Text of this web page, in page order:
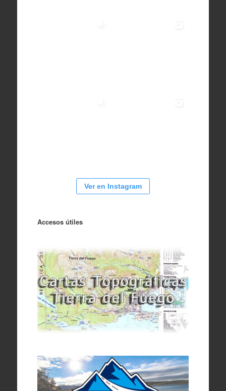
Ver en Instagram
Accesos útiles